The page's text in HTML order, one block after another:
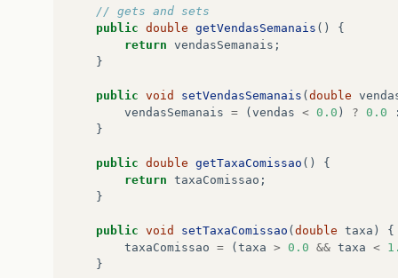
dataNascimento
getDia (),
dataNascimento
getAno
());
}
public abstract double ganhos
();
// gets and sets
public double getVendasSemanais ()
{
return vendasSemanais ;
}
public void setVendasSemanais ( double
vendasSemanais = ( vendas < 0.0 ) ? 0.0
}
public double getTaxaComissao ()
{
return taxaComissao ;
}
public void setTaxaComissao ( double taxa )
{
taxaComissao = ( taxa > 0.0 && taxa <
}